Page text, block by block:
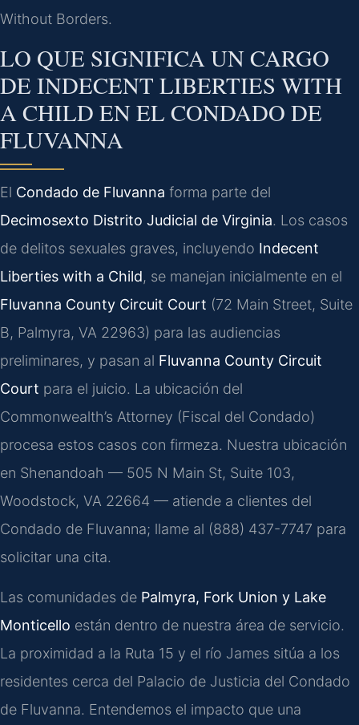
Without Borders.
LO QUE SIGNIFICA UN CARGO
DE INDECENT LIBERTIES WITH
A CHILD EN EL CONDADO DE
FLUVANNA
El Condado de Fluvanna forma parte del
Decimosexto Distrito Judicial de Virginia. Los casos
de delitos sexuales graves, incluyendo Indecent
Liberties with a Child, se manejan inicialmente en el
Fluvanna County Circuit Court (72 Main Street, Suite
B, Palmyra, VA 22963) para las audiencias
preliminares, y pasan al Fluvanna County Circuit
Court para el juicio. La ubicación del
Commonwealth’s Attorney (Fiscal del Condado)
procesa estos casos con firmeza. Nuestra ubicación
en Shenandoah — 505 N Main St, Suite 103,
Woodstock, VA 22664 — atiende a clientes del
Condado de Fluvanna; llame al (888) 437-7747 para
solicitar una cita.
Las comunidades de Palmyra, Fork Union y Lake
Monticello están dentro de nuestra área de servicio.
La proximidad a la Ruta 15 y el río James sitúa a los
residentes cerca del Palacio de Justicia del Condado
de Fluvanna. Entendemos el impacto que una